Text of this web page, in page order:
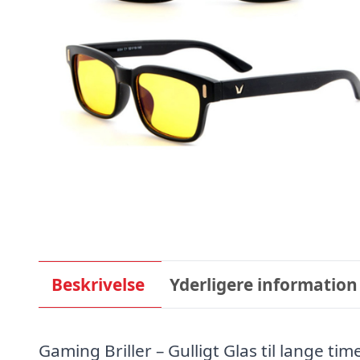
Beskrivelse Yderligere information
Gaming Briller – Gulligt Glas til lange